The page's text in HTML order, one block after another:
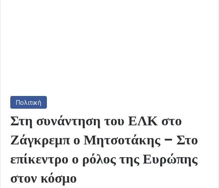
Πολιτική
Στη συνάντηση του ΕΛΚ στο
Ζάγκρεμπ ο Μητσοτάκης – Στο
επίκεντρο ο ρόλος της Ευρώπης
στον κόσμο